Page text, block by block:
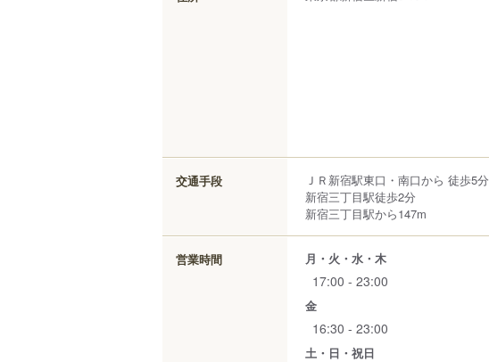
交通手段
ＪＲ新宿駅東口・南口から 徒歩5分
新宿三丁目駅徒歩2分
新宿三丁目駅から147m
営業時間 月・火・水・木
17:00 - 23:00
金
16:30 - 23:00
土・日・祝日